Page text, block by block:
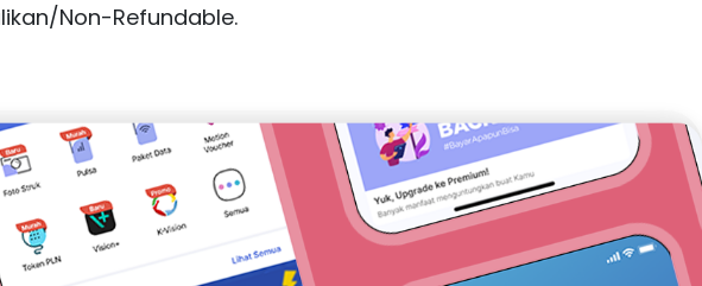
Non-Refundable.